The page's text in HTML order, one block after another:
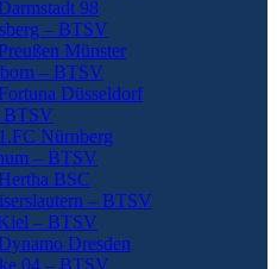
98
– BTSV
Münster
– BTSV
Düsseldorf
BTSV
Nürnberg
– BTSV
BSC
– BTSV
– BTSV
Dresden
04 – BTSV